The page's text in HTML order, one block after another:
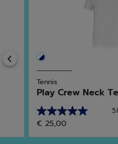
Previous
Tennis
Play Crew Neck
5.0
von
5
€ 25,00